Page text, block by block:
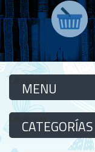
Categorías
Categorías